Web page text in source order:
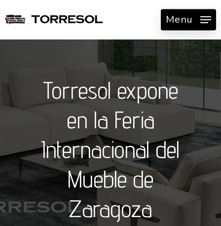
to
Menu
Torresol expone
en la Feria
Internacional del
Mueble de
Zaragoza